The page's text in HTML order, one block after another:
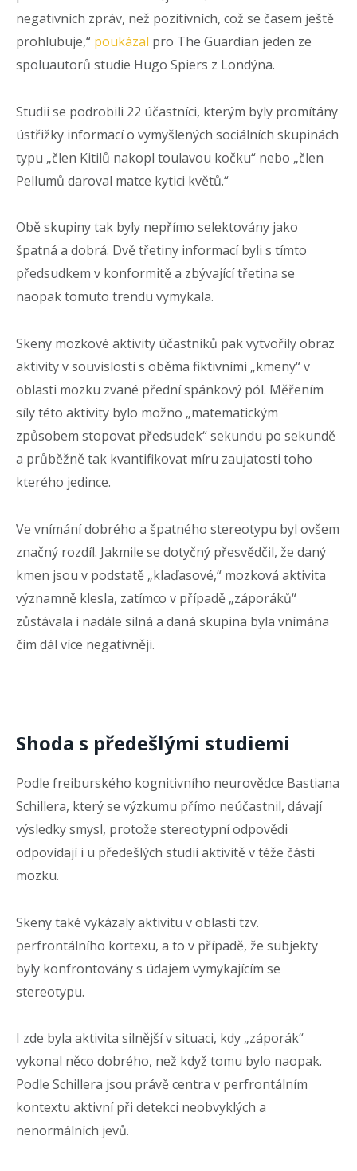
negativních zpráv, než pozitivních, což se časem ještě
prohlubuje,“ poukázal pro The Guardian jeden ze
spoluautorů studie Hugo Spiers z Londýna.
Studii se podrobili 22 účastníci, kterým byly promítány
ústřižky informací o vymyšlených sociálních skupinách
typu „člen Kitilů nakopl toulavou kočku“ nebo „člen
Pellumů daroval matce kytici květů.“
Obě skupiny tak byly nepřímo selektovány jako
špatná a dobrá. Dvě třetiny informací byli s tímto
předsudkem v konformitě a zbývající třetina se
naopak tomuto trendu vymykala.
Skeny mozkové aktivity účastníků pak vytvořily obraz
aktivity v souvislosti s oběma fiktivními „kmeny“ v
oblasti mozku zvané přední spánkový pól. Měřením
síly této aktivity bylo možno „matematickým
způsobem stopovat předsudek“ sekundu po sekundě
a průběžně tak kvantifikovat míru zaujatosti toho
kterého jedince.
Ve vnímání dobrého a špatného stereotypu byl ovšem
značný rozdíl. Jakmile se dotyčný přesvědčil, že daný
kmen jsou v podstatě „klaďasové,“ mozková aktivita
významně klesla, zatímco v případě „záporáků“
zůstávala i nadále silná a daná skupina byla vnímána
čím dál více negativněji.
Shoda s předešlými studiemi
Podle freiburského kognitivního neurovědce Bastiana
Schillera, který se výzkumu přímo neúčastnil, dávají
výsledky smysl, protože stereotypní odpovědi
odpovídají i u předešlých studií aktivitě v téže části
mozku.
Skeny také vykázaly aktivitu v oblasti tzv.
perfrontálního kortexu, a to v případě, že subjekty
byly konfrontovány s údajem vymykajícím se
stereotypu.
I zde byla aktivita silnější v situaci, kdy „záporák“
vykonal něco dobrého, než když tomu bylo naopak.
Podle Schillera jsou právě centra v perfrontálním
kontextu aktivní při detekci neobvyklých a
nenormálních jevů.